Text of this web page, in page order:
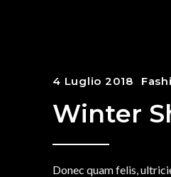
4 Luglio 2018
Winter
Donec quam felis,